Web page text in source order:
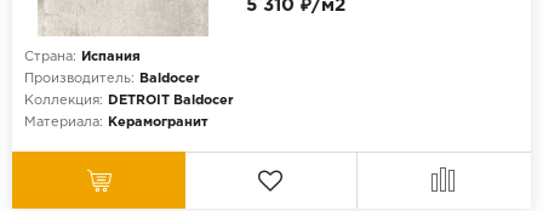
Страна:
Испания
Производитель:
Baldocer
Коллекция:
DETROIT Baldocer
Материала:
Керамогранит
5 310 ₽/м2